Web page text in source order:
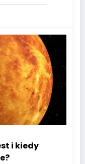
i kiedy